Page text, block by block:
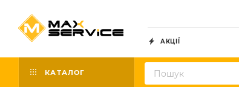
АКЦІЇ
КАТАЛОГ